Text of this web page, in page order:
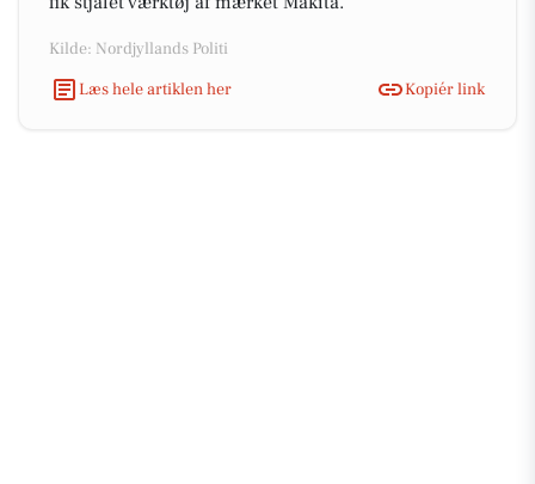
Kilde: Nordjyllands Politi
Læs hele artiklen her
Kopiér link